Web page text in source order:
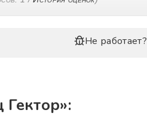
Не работает?